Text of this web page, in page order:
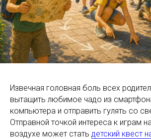
Извечная головная боль всех
вытащить любимое чадо из
компьютера и отправить гулять со
Отправной точкой интереса к играм
воздухе может стать детский квест